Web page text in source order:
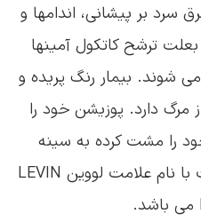
سرد بر پیشانی، اندامها و
ترشح کاتکول آمینها
شوند. بیمار رنگ پریده و
مرگ دارد. پوزیشن خود را
را مشت کرده به سینه
چپ می فشارد که این علامت با نام علامت لووین LEVIN